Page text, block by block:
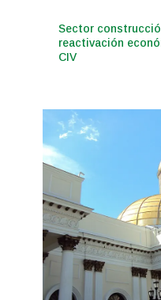
Sector
reactivación
CIV